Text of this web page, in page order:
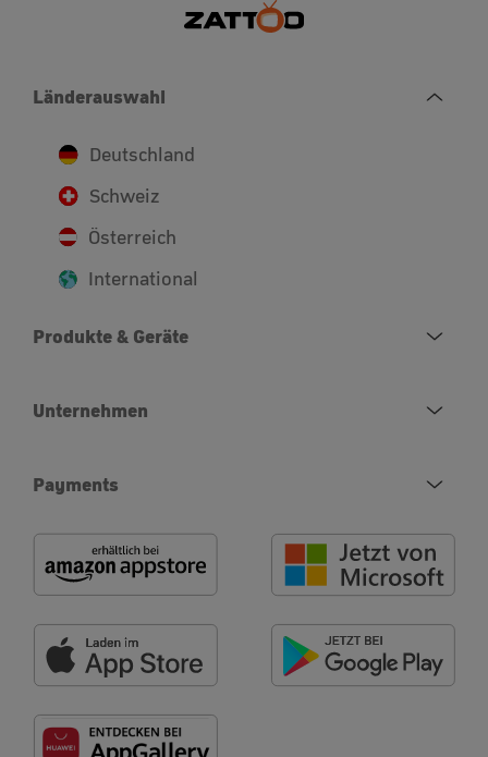
Länderauswahl
Deutschland
Schweiz
Österreich
International
Produkte & Geräte
Unternehmen
Payments